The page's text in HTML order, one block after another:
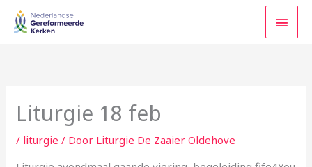
naar
Liturgie 18 feb
/ liturgie / Door Liturgie De Zaaier Oldehove